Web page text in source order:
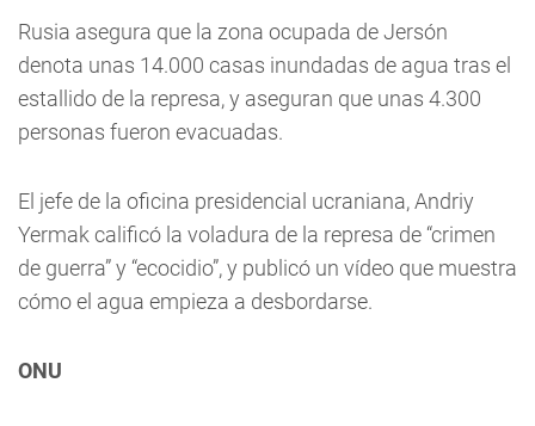
Rusia asegura que la zona ocupada de Jersón
denota unas 14.000 casas inundadas de agua tras el
estallido de la represa, y aseguran que unas 4.300
personas fueron evacuadas.
El jefe de la oficina presidencial ucraniana, Andriy
Yermak calificó la voladura de la represa de “crimen
de guerra” y “ecocidio”, y publicó un vídeo que muestra
cómo el agua empieza a desbordarse.
ONU